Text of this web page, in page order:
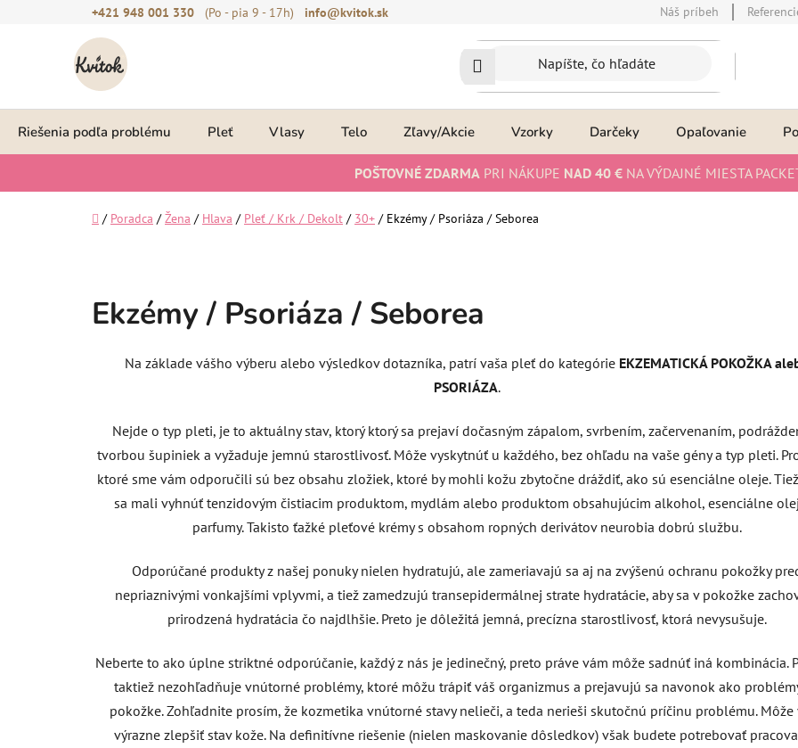
+421 948 001 330 (Po - pia 9 - 17h) info@kvitok.sk Náš príbeh
Riešenia podľa problému Pleť Vlasy Telo Zľavy/Akcie Vzorky Darčeky Opaľovanie
POŠTOVNÉ ZDARMA PRI NÁKUPE NAD 40 € NA VÝDAJNÉ MIESTA
Domov
/ Poradca / Žena / Hlava / Pleť / Krk / Dekolt / 30+ / Ekzémy / Psoriáza / Seborea
Ekzémy / Psoriáza / Seborea
Na základe vášho výberu alebo výsledkov dotazníka, patrí vaša pleť do kategórie EKZEMATICKÁ POKOŽKA
PSORIÁZA.
Nejde o typ pleti, je to aktuálny stav, ktorý ktorý sa prejaví dočasným zápalom, svrbením, začervenaním,
tvorbou šupiniek a vyžaduje jemnú starostlivosť. Môže vyskytnúť u každého, bez ohľadu na vaše gény a typ pleti.
ktoré sme vám odporučili sú bez obsahu zložiek, ktoré by mohli kožu zbytočne dráždiť, ako sú esenciálne oleje.
sa mali vyhnúť tenzidovým čistiacim produktom, mydlám alebo produktom obsahujúcim alkohol, esenciálne
parfumy. Takisto ťažké pleťové krémy s obsahom ropných derivátov neurobia dobrú službu.
Odporúčané produkty z našej ponuky nielen hydratujú, ale zameriavajú sa aj na zvýšenú ochranu pokožky
nepriaznivými vonkajšími vplyvmi, a tiež zamedzujú transepidermálnej strate hydratácie, aby sa v pokožke
prirodzená hydratácia čo najdlhšie. Preto je dôležitá jemná, precízna starostlivosť, ktorá nevysušuje.
Neberte to ako úplne striktné odporúčanie, každý z nás je jedinečný, preto práve vám môže sadnúť iná kombinácia.
taktiež nezohľadňuje vnútorné problémy, ktoré môžu trápiť váš organizmus a prejavujú sa navonok ako
pokožke. Zohľadnite prosím, že kozmetika vnútorné stavy nelieči, a teda nerieši skutočnú príčinu problému. Môže
výrazne zlepšiť stav kože. Na definitívne riešenie (nielen maskovanie dôsledkov) však budete potrebovať